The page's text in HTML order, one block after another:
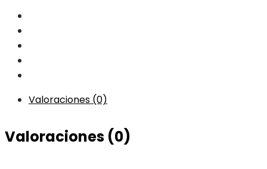
Valoraciones (0)
Valoraciones (0)